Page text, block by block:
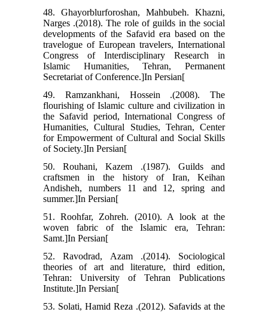
48. Ghayorblurforoshan, Mahbubeh. Khazni,
Narges .(2018). The role of guilds in the social
developments of the Safavid era based on the
travelogue of European travelers, International
Congress of Interdisciplinary Research in
Islamic Humanities, Tehran, Permanent
Secretariat of Conference.]In Persian[
49. Ramzankhani, Hossein .(2008). The
flourishing of Islamic culture and civilization in
the Safavid period, International Congress of
Humanities, Cultural Studies, Tehran, Center
for Empowerment of Cultural and Social Skills
of Society.]In Persian[
50. Rouhani, Kazem .(1987). Guilds and
craftsmen in the history of Iran, Keihan
Andisheh, numbers 11 and 12, spring and
summer.]In Persian[
51. Roohfar, Zohreh. (2010). A look at the
woven fabric of the Islamic era, Tehran:
Samt.]In Persian[
52. Ravodrad, Azam .(2014). Sociological
theories of art and literature, third edition,
Tehran: University of Tehran Publications
Institute.]In Persian[
53. Solati, Hamid Reza .(2012). Safavids at the